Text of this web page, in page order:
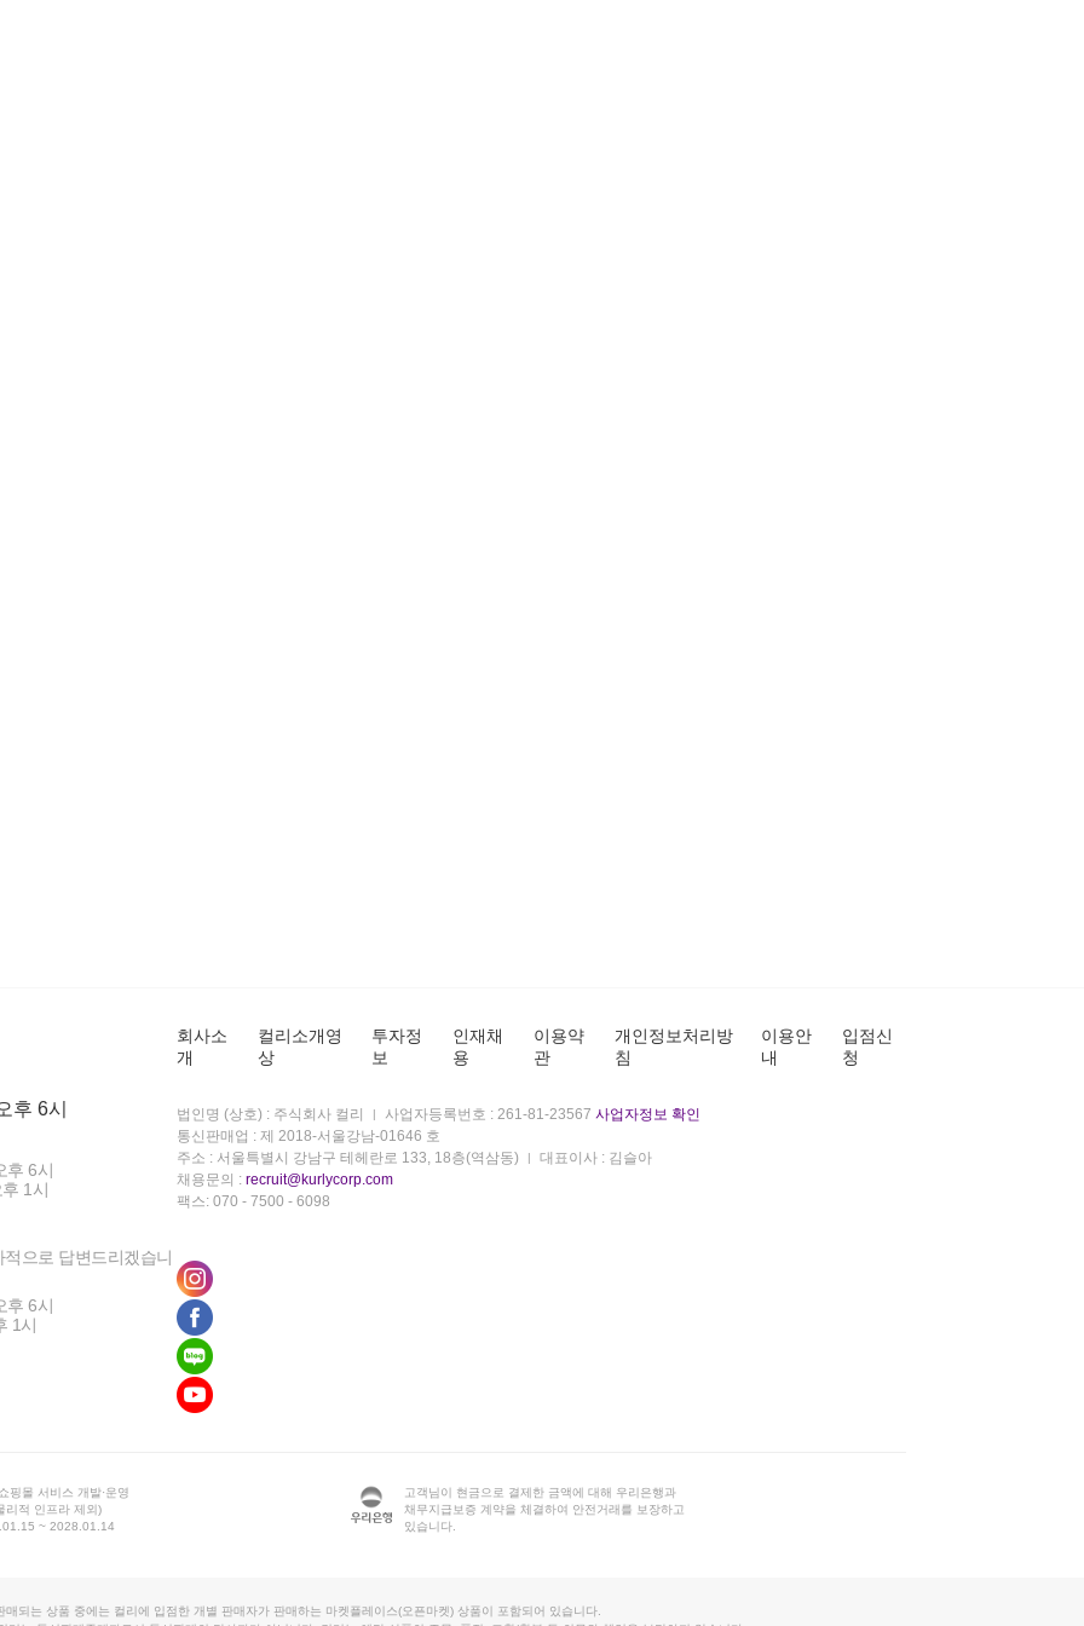
후 6시
후 6시
1시
으로 답변드리겠습니
후 6시
1시
회사소
개
컬리소개영
상
투자정
보
인재채
용
이용약
관
개인정보처리방
침
이용안
내
입점신
청
법인명 (상호) : 주식회사 컬리 사업자등록번호 : 261-81-23567 사업자정보 확인
통신판매업 : 제 2018-서울강남-01646 호
주소 : 서울특별시 강남구 테헤란로 133, 18층(역삼동)
대표이사 : 김슬아
채용문의 : recruit@kurlycorp.com
팩스: 070 - 7500 - 6098
핑몰 서비스 개발·운영
리적 인프라 제외)
~ 2028.01.14
고객님이 현금으로 결제한 금액에 대해 우리은행과
채무지급보증 계약을 체결하여 안전거래를 보장하고
있습니다.
매되는 상품 중에는 컬리에 입점한 개별 판매자가 판매하는 마켓플레이스(오픈마켓) 상품이 포함되어 있습니다.